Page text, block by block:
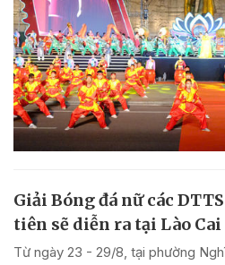
Giải Bóng đá nữ các
tiên sẽ diễn ra tại Lào Cai
Từ ngày 23 - 29/8, tại phường